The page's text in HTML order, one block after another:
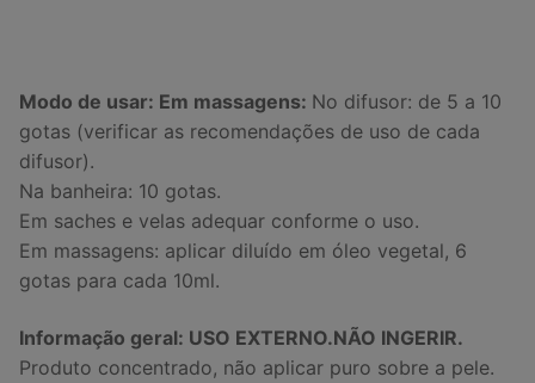
Modo de usar: Em massagens: No difusor: de 5 a 10
gotas (verificar as recomendações de uso de cada
difusor).
Na banheira: 10 gotas.
Em saches e velas adequar conforme o uso.
Em massagens: aplicar diluído em óleo vegetal, 6
gotas para cada 10ml.
Informação geral: USO EXTERNO.NÃO INGERIR.
Produto concentrado, não aplicar puro sobre a pele.